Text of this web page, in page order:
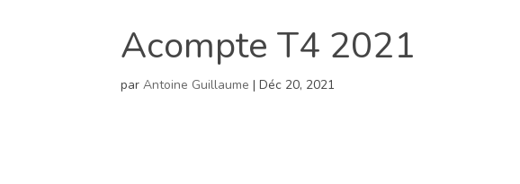
Acompte T4 2021
parAntoine Guillaume |Déc 20, 2021